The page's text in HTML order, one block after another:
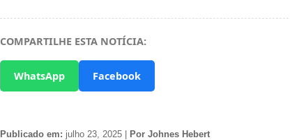
COMPARTILHE ESTA NOTÍCIA:
WhatsApp Facebook
Publicado em: julho 23, 2025 | Por Johnes Hebert